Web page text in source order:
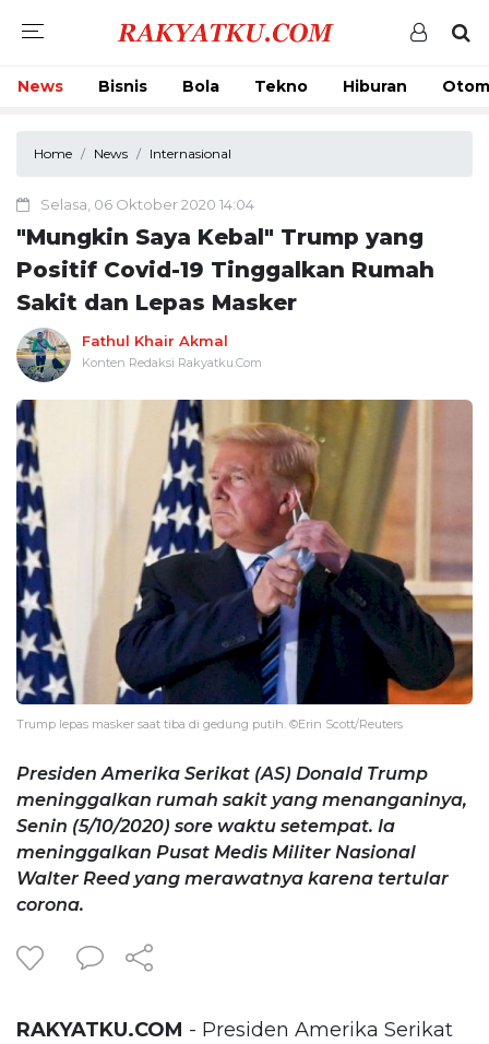
News Bisnis Bola Tekno Hiburan
Home News Internasional
Selasa, 06 Oktober 2020 14:04
"Mungkin Saya Kebal" Trump yang
Positif Covid-19 Tinggalkan Rumah
Sakit dan Lepas Masker
Fathul Khair Akmal
Konten Redaksi Rakyatku.Com
Trump lepas masker saat tiba di gedung putih. ©Erin Scott/Reuters
Presiden Amerika Serikat (AS) Donald Trump
meninggalkan rumah sakit yang menanganinya,
Senin (5/10/2020) sore waktu setempat. Ia
meninggalkan Pusat Medis Militer Nasional
Walter Reed yang merawatnya karena tertular
corona.
RAKYATKU.COM - Presiden Amerika Serikat